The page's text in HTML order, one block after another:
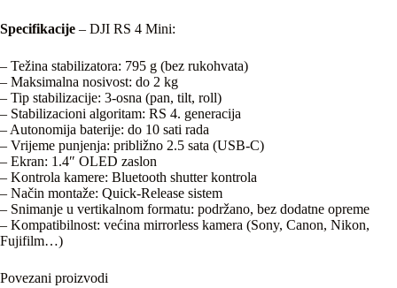
Specifikacije – DJI RS 4 Mini:
– Težina stabilizatora: 795 g (bez rukohvata)
– Maksimalna nosivost: do 2 kg
– Tip stabilizacije: 3-osna (pan, tilt, roll)
– Stabilizacioni algoritam: RS 4. generacija
– Autonomija baterije: do 10 sati rada
– Vrijeme punjenja: približno 2.5 sata (USB-C)
– Ekran: 1.4″ OLED zaslon
– Kontrola kamere: Bluetooth shutter kontrola
– Način montaže: Quick-Release sistem
– Snimanje u vertikalnom formatu: podržano, bez dodatne opreme
– Kompatibilnost: većina mirrorless kamera (Sony, Canon, Nikon,
Fujifilm…)
Povezani proizvodi